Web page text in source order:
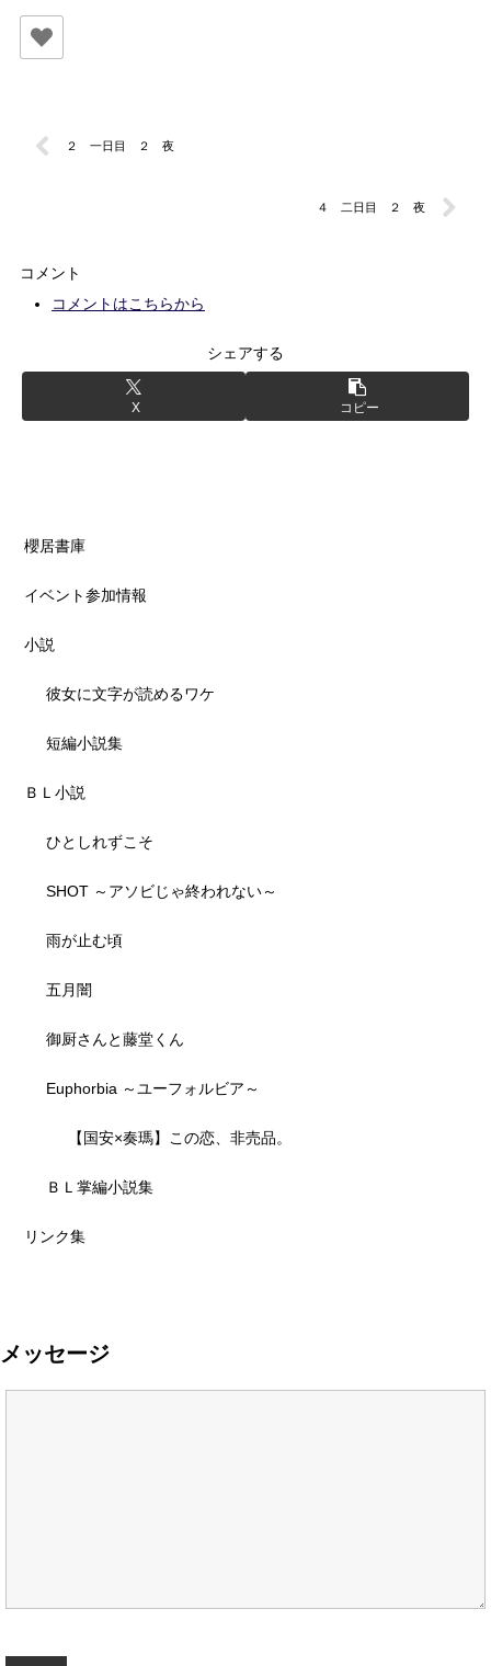
２ 一日目 ２ 夜
４ 二日目 ２ 夜
コメント
コメントはこちらから
シェアする
X コピー
櫻居書庫
イベント参加情報
小説
彼女に文字が読めるワケ
短編小説集
ＢＬ小説
ひとしれずこそ
SHOT ～アソビじゃ終われない～
雨が止む頃
五月闇
御厨さんと藤堂くん
Euphorbia ～ユーフォルビア～
【国安×奏瑪】この恋、非売品。
ＢＬ掌編小説集
リンク集
メッセージ